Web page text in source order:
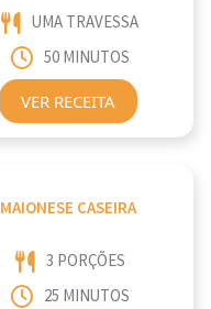
UMA TRAVESSA
50 MINUTOS
VER RECEITA
MAIONESE CASEIRA
3 PORÇÕES
25 MINUTOS